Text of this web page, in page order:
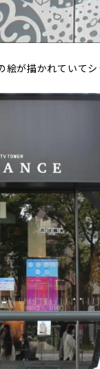
が描かれていてシ